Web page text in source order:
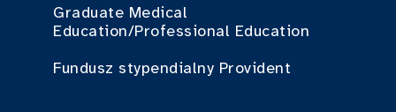
Graduate Medical
Education/Professional Education
Fundusz stypendialny Provident